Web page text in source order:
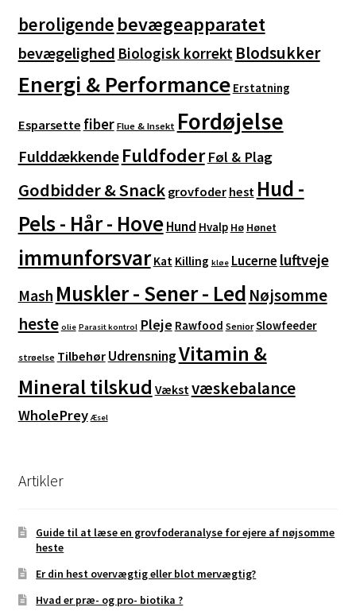
beroligende bevægeapparatet
bevægelighed Biologisk korrekt Blodsukker
Energi & Performance Erstatning
Esparsette fiber Flue & Insekt Fordøjelse
Fulddækkende Fuldfoder Føl & Plag
Godbidder & Snack grovfoder hest Hud -
Pels - Hår - HoveHund Hvalp Hø Hønet
immunforsvar Kat Killing kløe Lucerne luftveje
Mash Muskler - Sener - Led Nøjsomme
heste olie Parasit kontrol Pleje Rawfood Senior Slowfeeder
strøelse Tilbehør UdrensningVitamin &
Mineral tilskud Vækst væskebalance
WholePrey Æsel
Artikler
Guide til at læse en grovfoderanalyse for ejere af nøjsomme
heste
Er din hest overvægtig eller blot mervægtig?
Hvad er præ- og pro- biotika ?